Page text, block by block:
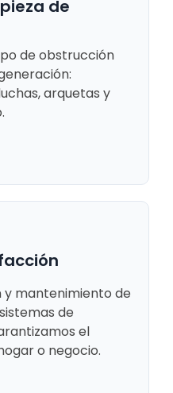
de
de obstrucción
arquetas y
mantenimiento de
de
el
o negocio.